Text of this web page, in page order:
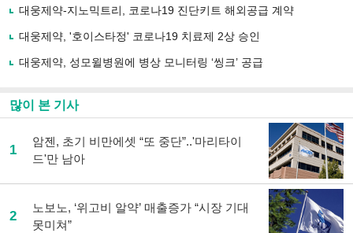
사
유
기
대웅제약-지노믹트리, 코로나19 진단키트 해외공급 계약
대웅제약, '호이스타정' 코로나19 치료제 2상 승인
대웅제약, 성모윌병원에 병상 모니터링 ‘씽크’ 공급
많이 본 기사
1
암젠, 초기 비만에셋 “또 중단”..'마리타이
드'만 남아
2
노보노, ‘위고비 알약’ 매출증가 “시장 기대
못미쳐”